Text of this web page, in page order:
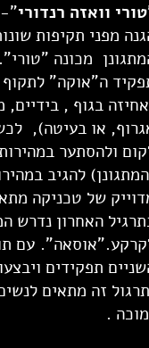
טורי וואזה רנדורי"-
מפני תקיפות
מכונה "טורי".
ה"אוקה"
בגוף ,
או בעיטה),
ולהסתער
להגיב
של טכניקה
האחרון נדרש
תפקידים
זה מתאים
.